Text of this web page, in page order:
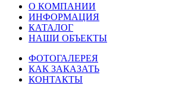
О КОМПАНИИ
ИНФОРМАЦИЯ
КАТАЛОГ
НАШИ ОБЪЕКТЫ
ФОТОГАЛЕРЕЯ
КАК ЗАКАЗАТЬ
КОНТАКТЫ